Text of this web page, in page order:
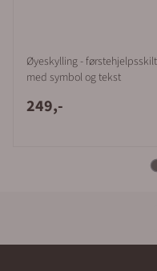
Øyeskylling - førstehjelpsskilt
med symbol og tekst
249,-